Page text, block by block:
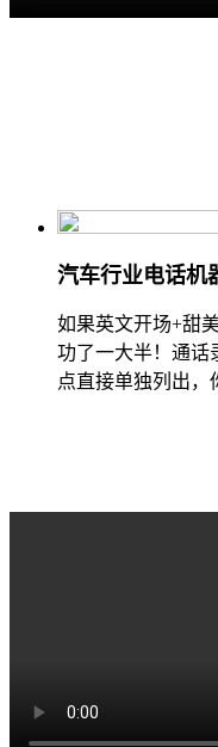
汽车行业电话机
如果英文开场+甜
功了一大半！通话
点直接单独列出，